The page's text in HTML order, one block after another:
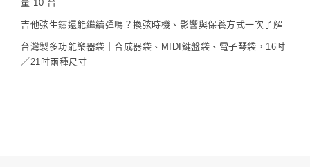
量 10 台
吉他弦生鏽還能繼續彈嗎？換弦時機、影響與保養方式一次了解
台灣製多功能樂器袋｜合成器袋、MIDI鍵盤袋、電子琴袋，16吋
／21吋兩種尺寸